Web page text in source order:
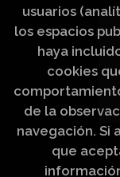
usuarios
los espacios
haya
cookies
de la
navegación. Si
que